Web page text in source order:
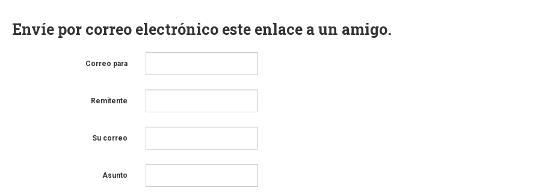
Envíe por correo electrónico este enlace a un amigo.
Correo para
Remitente
Su correo
Asunto